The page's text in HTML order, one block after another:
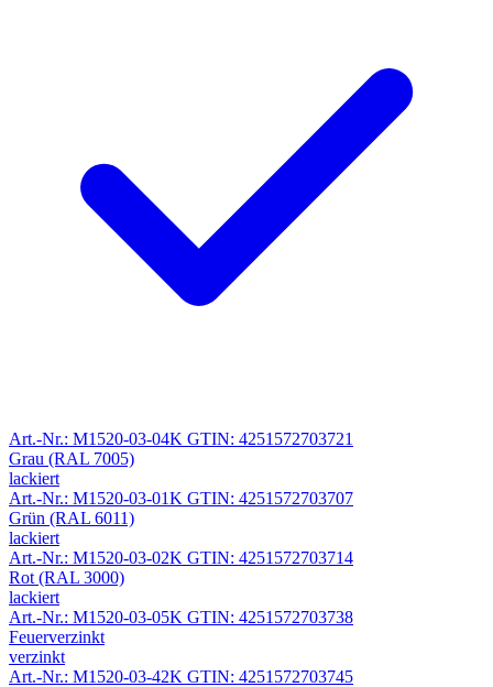
Art.-Nr.: M1520-03-04K GTIN: 4251572703721
Grau (RAL 7005)
lackiert
Art.-Nr.: M1520-03-01K GTIN: 4251572703707
Grün (RAL 6011)
lackiert
Art.-Nr.: M1520-03-02K GTIN: 4251572703714
Rot (RAL 3000)
lackiert
Art.-Nr.: M1520-03-05K GTIN: 4251572703738
Feuerverzinkt
verzinkt
Art.-Nr.: M1520-03-42K GTIN: 4251572703745